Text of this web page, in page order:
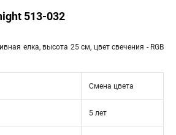
513-032
елка, высота 25 см, цвет свечения - RGB
Смена цвета
5 лет